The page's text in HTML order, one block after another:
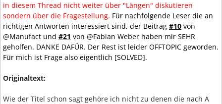
in diesem Thread nicht weiter über "Längen" diskutieren
sondern über die Fragestellung. Für nachfolgende Leser die an
richtigen Antworten interessiert sind, der Beitrag #10 von
@Manufact und #21 von @Fabian Weber haben mir SEHR
geholfen. DANKE DAFÜR. Der Rest ist leider OFFTOPIC geworden.
Für mich ist Frage also eigentlich [SOLVED].
Originaltext:
Wie der Titel schon sagt gehöre ich nicht zu denen die nach A